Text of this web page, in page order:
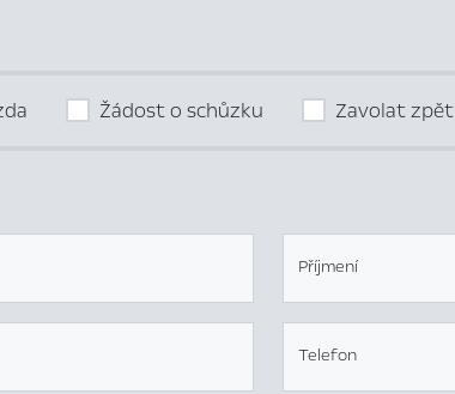
Žádost o schůzku Zavolat zpět
Příjmení
Telefon